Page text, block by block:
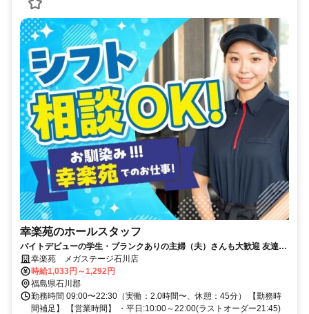
幸楽苑のホールスタッフ
バイトデビューの学生・ブランクありの主婦（夫）さんも大歓迎 友達同
士の応募OK シフト融通◎
幸楽苑 メガステージ石川店
時給1,033円～1,292円
福島県石川郡
勤務時間 09:00〜22:30（実働：2.0時間〜、休憩：45分） 【勤務時
間補足】 【営業時間】 ・平日:10:00～22:00(ラストオーダー21:45)